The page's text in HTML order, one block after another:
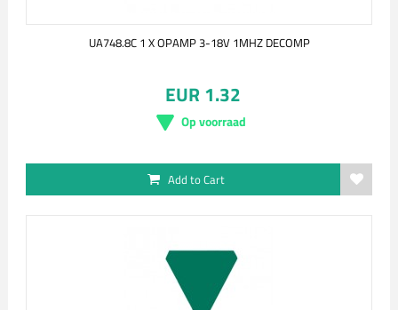
UA748.8C 1 X OPAMP 3-18V 1MHZ DECOMP
EUR 1.32
Op voorraad
Add to Cart